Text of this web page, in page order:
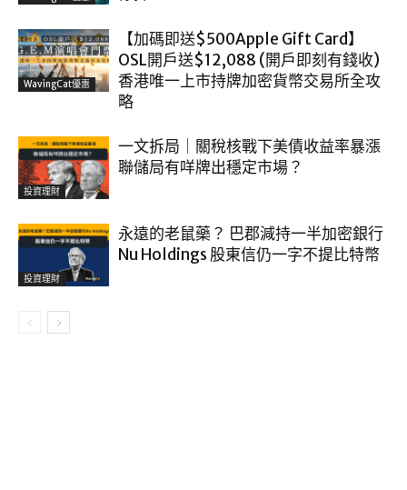
WavingCat優惠
【加碼即送$500Apple Gift Card】
OSL開戶送$12,088 (開戶即刻有錢收)
香港唯一上市持牌加密貨幣交易所全攻
略
投資理財
一文拆局｜關稅核戰下美債收益率暴漲
聯儲局有咩牌出穩定市場？
投資理財
永遠的老鼠藥？ 巴郡減持一半加密銀行
Nu Holdings 股東信仍一字不提比特幣